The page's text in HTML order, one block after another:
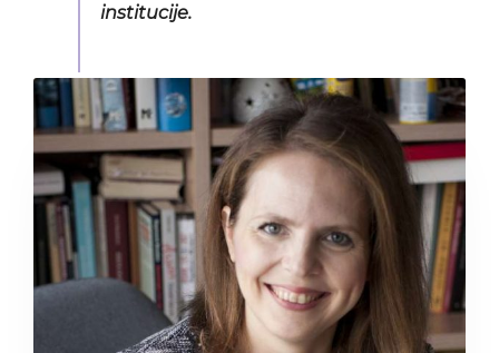
institucije.